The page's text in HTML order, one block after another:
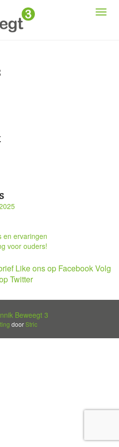
en ervaringen
voor ouders!
Like ons op FacebookVolg
Twitter
Beweegt 3
doorStric